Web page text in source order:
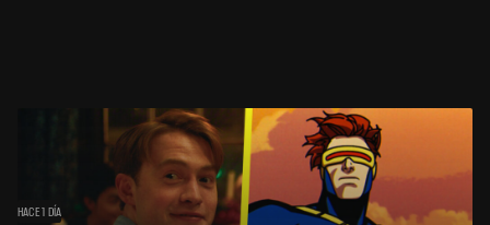
HACE 1 DÍA